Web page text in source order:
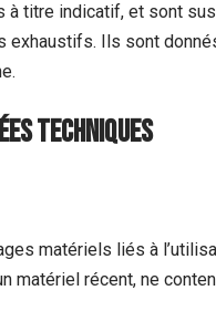
titre indicatif, et sont
exhaustifs. Ils sont
techniques
matériels liés à
matériel récent, ne